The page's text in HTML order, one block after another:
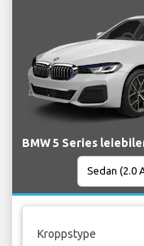
BMW 5 Series
Kroppstype